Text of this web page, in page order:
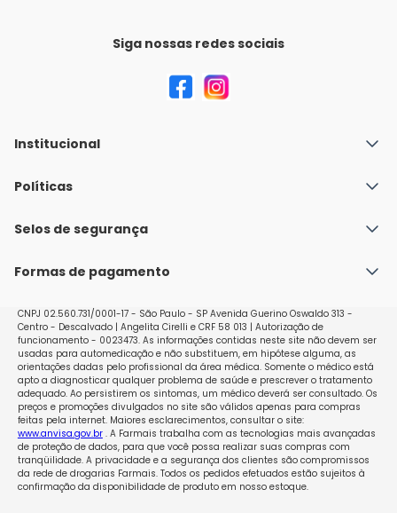
Siga nossas redes sociais
Institucional
Quem Somos
Nossas lojas
Políticas
Política de Envio
Políticas de Trocas e Devoluções
Selos de segurança
Formas de pagamento
CNPJ 02.560.731/0001-17 - São Paulo - SP Avenida Guerino Oswaldo 313 -
Centro - Descalvado | Angelita Cirelli e CRF 58 013 | Autorização de
funcionamento - 0023473. As informações contidas neste site não devem ser
usadas para automedicação e não substituem, em hipótese alguma, as
orientações dadas pelo profissional da área médica. Somente o médico está
apto a diagnosticar qualquer problema de saúde e prescrever o tratamento
adequado. Ao persistirem os sintomas, um médico deverá ser consultado. Os
preços e promoções divulgados no site são válidos apenas para compras
feitas pela internet. Maiores esclarecimentos, consultar o site:
www.anvisa.gov.br. A Farmais trabalha com as tecnologias mais avançadas
de proteção de dados, para que você possa realizar suas compras com
tranqüilidade. A privacidade e a segurança dos clientes são compromissos
da rede de drogarias Farmais. Todos os pedidos efetuados estão sujeitos à
confirmação da disponibilidade de produto em nosso estoque.